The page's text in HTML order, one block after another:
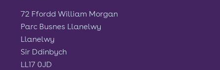
72 Ffordd William Morgan
Parc Busnes Llanelwy
Llanelwy
Sir Ddinbych
LL17 0JD